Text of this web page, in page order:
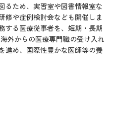
るため、実習室や図書情報室な
修や症例検討会なども開催しま
する医療従事者を、短期・長期
外からの医療専門職の受け入れ
進め、国際性豊かな医師等の養